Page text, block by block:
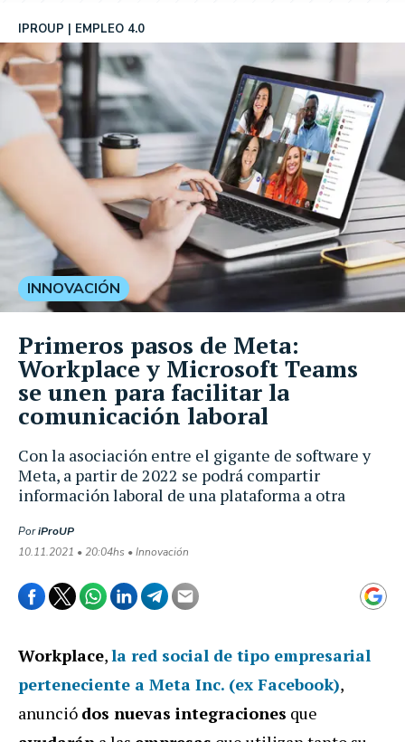
Con la asociación entre el gigante de software y
Meta, a partir de 2022 se podrá compartir
información laboral de una plataforma a otra
IPROUP EMPLEO 4.0
PoriProUP
10.11.2021 • 20:04hs • Innovación
INNOVACIÓN
Primeros pasos de Meta:
Workplace y Microsoft Teams
se unen para facilitar la
comunicación laboral
Workplace,la red social de tipo empresarial
perteneciente a Meta Inc. (ex Facebook),
anunció dos nuevas integraciones que